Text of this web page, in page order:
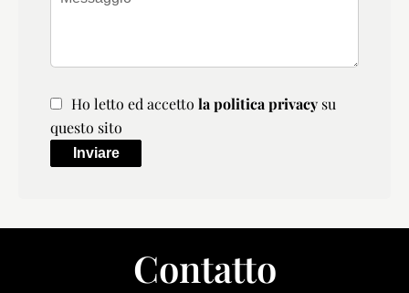
Ho letto ed accetto la politica privacy su
questo sito
Inviare
Contatto